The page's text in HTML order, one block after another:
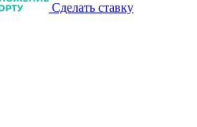
Сделать ставку